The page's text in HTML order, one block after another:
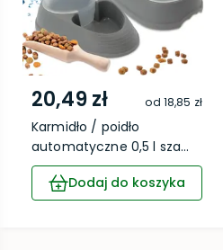
20,49 zł od 18,85 zł
Karmidło / poidło
automatyczne 0,5 l sza...
Dodaj do koszyka